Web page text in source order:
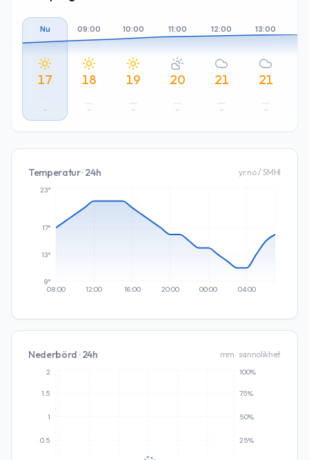
Nu
17
–
09:00
18
–
10:00
19
–
11:00
20
–
12:00
21
–
13:00
21
–
Temperatur · 24h yr.no / SMHI
08:00 12:00 16:00 20:00 00:00 04:00
9°
13°
17°
23°
Nederbörd · 24h mm · sannolikhet
0.5
1
1.5
2
25%
50%
75%
100%